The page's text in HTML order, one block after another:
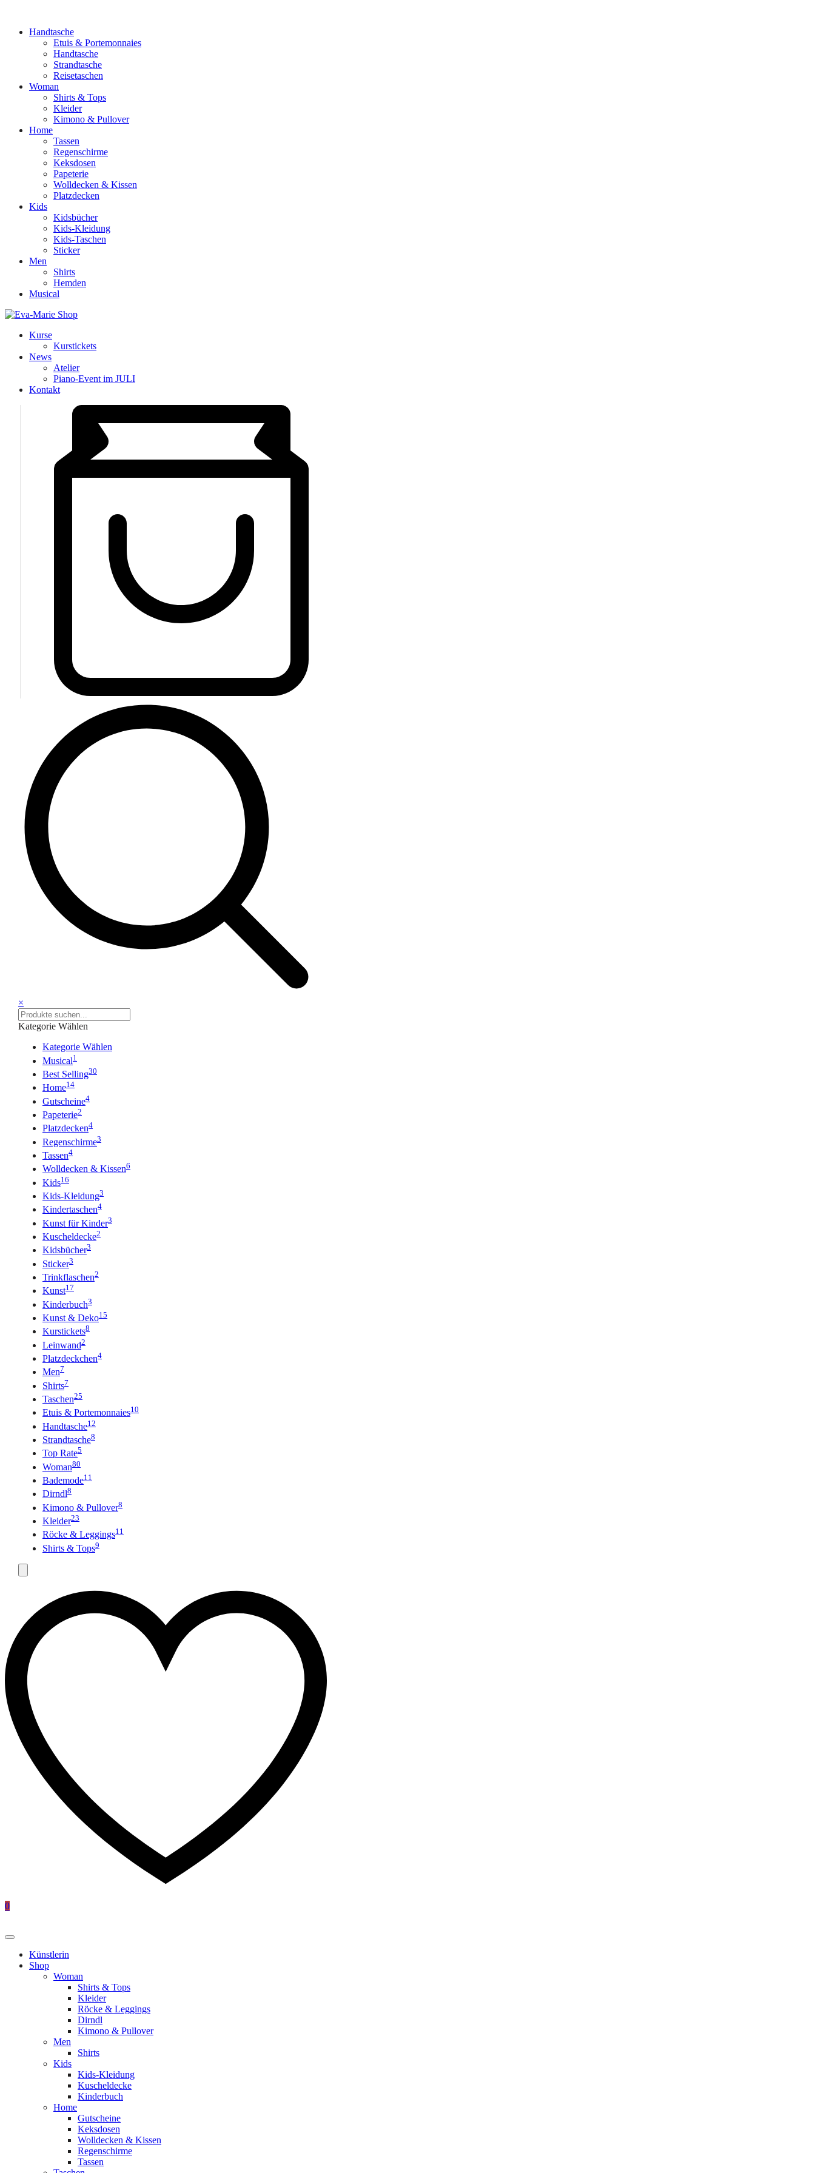
Handtasche
Etuis & Portemonnaies
Handtasche
Strandtasche
Reisetaschen
Woman
Shirts & Tops
Kleider
Kimono & Pullover
Home
Tassen
Regenschirme
Keksdosen
Papeterie
Wolldecken & Kissen
Platzdecken
Kids
Kidsbücher
Kids-Kleidung
Kids-Taschen
Sticker
Men
Shirts
Hemden
Musical
Kurse
Kurstickets
News
Atelier
Piano-Event im JULI
Kontakt
×
Kategorie Wählen
Kategorie Wählen
Musical1
Best Selling30
Home14
Gutscheine4
Papeterie2
Platzdecken4
Regenschirme3
Tassen4
Wolldecken & Kissen6
Kids16
Kids-Kleidung3
Kindertaschen4
Kunst für Kinder3
Kuscheldecke2
Kidsbücher3
Sticker3
Trinkflaschen2
Kunst17
Kinderbuch3
Kunst & Deko15
Kurstickets8
Leinwand2
Platzdeckchen4
Men7
Shirts7
Taschen25
Etuis & Portemonnaies10
Handtasche12
Strandtasche8
Top Rate5
Woman80
Bademode11
Dirndl8
Kimono & Pullover8
Kleider23
Röcke & Leggings11
Shirts & Tops9
0
Künstlerin
Shop
Woman
Shirts & Tops
Kleider
Röcke & Leggings
Dirndl
Kimono & Pullover
Men
Shirts
Kids
Kids-Kleidung
Kuscheldecke
Kinderbuch
Home
Gutscheine
Keksdosen
Wolldecken & Kissen
Regenschirme
Tassen